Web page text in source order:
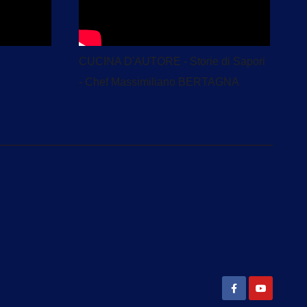
CUCINA D'AUTORE - Storie di Sapori
- Chef Massimiliano BERTAGNA